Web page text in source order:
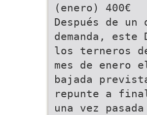
(enero) 400€
Después de
demanda,
los terneros
mes de enero
bajada
repunte a
una vez